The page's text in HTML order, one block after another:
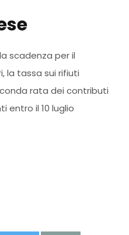
scadenza per il
la tassa sui rifiuti
rata dei contributi
entro il 10 luglio